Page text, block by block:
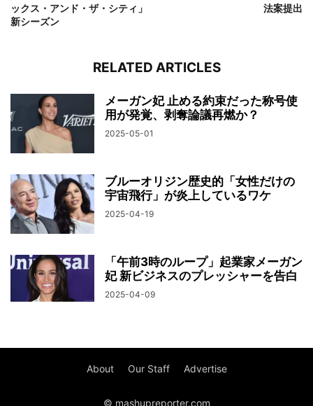
ックス・アンド・ザ・シティ」
新シーズン
法案提出
RELATED ARTICLES
メーガン妃 止める約束だった称号使
用が発覚、剥奪論議再燃か？
2025-05-01
ブルーオリジン歴史的「女性だけの
宇宙飛行」が炎上しているワケ
2025-04-19
「午前3時のループ」起業家メーガン
妃 新ビジネスのプレッシャーを告白
2025-04-09
About Our Staff Advertise
© mashupreporter.com